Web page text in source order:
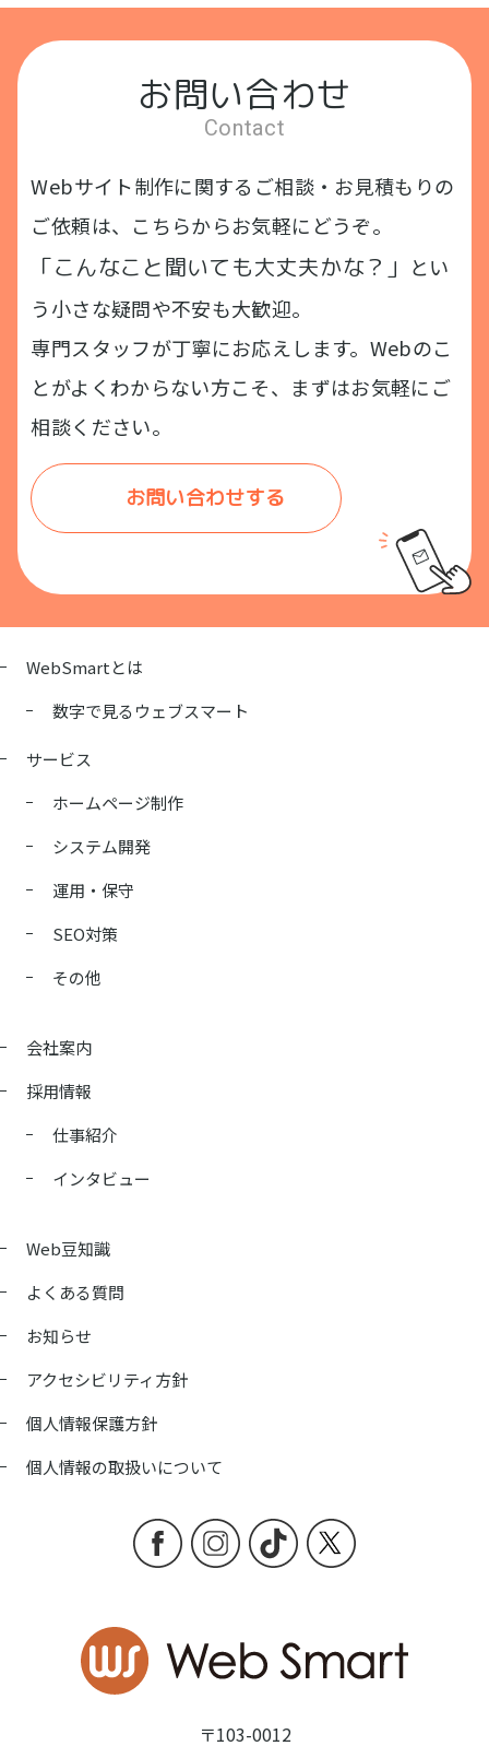
お問い合わせ
Contact
Webサイト制作に関するご相談・お見積もりの
ご依頼は、こちらからお気軽にどうぞ。
「こんなこと聞いても大丈夫かな？」 とい
う小さな疑問や不安も大歓迎。
専門スタッフが丁寧にお応えします。Webのこ
とがよくわからない方こそ、まずはお気軽にご
相談ください。
お問い合わせする
〒103-0012
WebSmartとは
数字で見るウェブスマート
サービス
ホームページ制作
システム開発
運用・保守
SEO対策
その他
会社案内
採用情報
仕事紹介
インタビュー
Web豆知識
よくある質問
お知らせ
アクセシビリティ方針
個人情報保護方針
個人情報の取扱いについて